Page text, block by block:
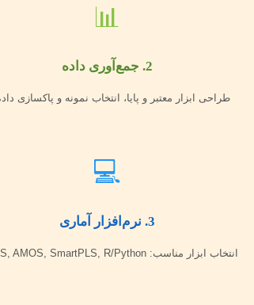
📊
2. جمع‌آوری داده
طراحی ابزار معتبر و پایا، انتخاب نمونه و پاکسازی
💻
3. نرم‌افزار آماری
انتخاب ابزار مناسب: SPSS, AMOS, SmartPLS, R/Python.